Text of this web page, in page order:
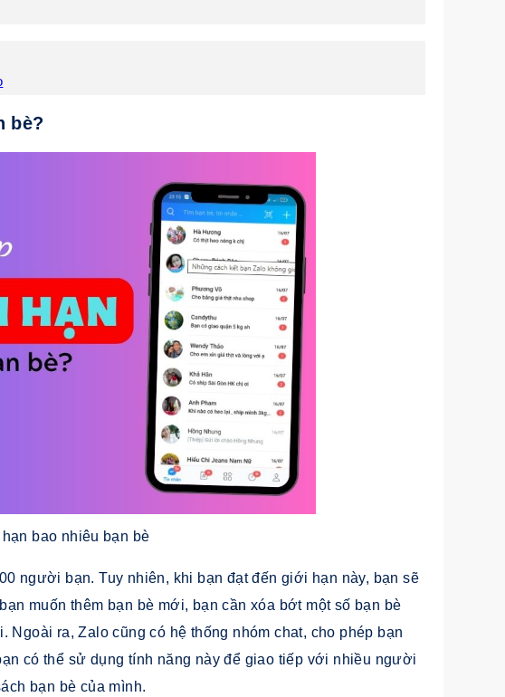
bè?
bao nhiêu bạn bè
người bạn. Tuy nhiên, khi bạn đạt đến giới hạn này, bạn sẽ
muốn thêm bạn bè mới, bạn cần xóa bớt một số bạn bè
Ngoài ra, Zalo cũng có hệ thống nhóm chat, cho phép bạn
có thể sử dụng tính năng này để giao tiếp với nhiều người
bạn bè của mình.